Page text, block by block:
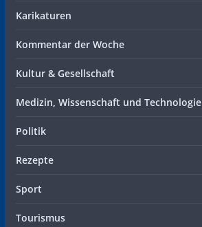
Karikaturen
Kommentar der Woche
Kultur & Gesellschaft
Medizin, Wissenschaft und Technologie
Politik
Rezepte
Sport
Tourismus